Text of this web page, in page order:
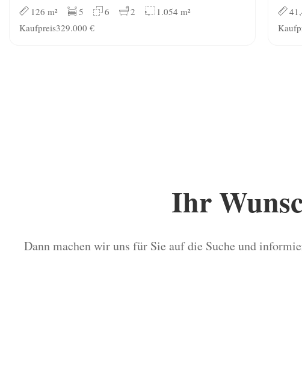
126 m²
5 6 2
1.054 m²
Kaufpreis329.000 €
Ihr
Dann machen wir uns für Sie auf die Suche und